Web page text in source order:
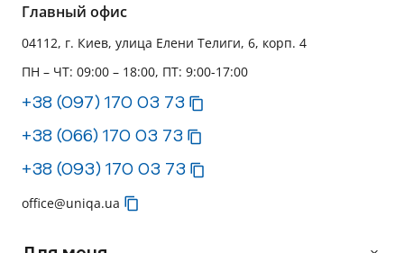
Главный офис
04112, г. Киев, улица Елени Телиги, 6, корп. 4
ПН – ЧТ: 09:00 – 18:00, ПТ: 9:00-17:00
+38 (097) 170 03 73
+38 (066) 170 03 73
+38 (093) 170 03 73
office@uniqa.ua